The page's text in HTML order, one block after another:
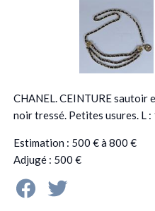
CHANEL. CEINTURE sautoir
noir tressé. Petites usures. L :
Estimation : 500 € à 800 €
Adjugé : 500 €